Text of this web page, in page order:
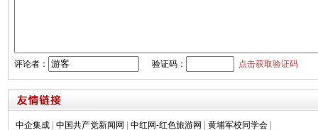
评论者： 验证码： 点击获取验证码
中企集成 中国共产党新闻网 中红网-红色旅游网 黄埔军校同学会